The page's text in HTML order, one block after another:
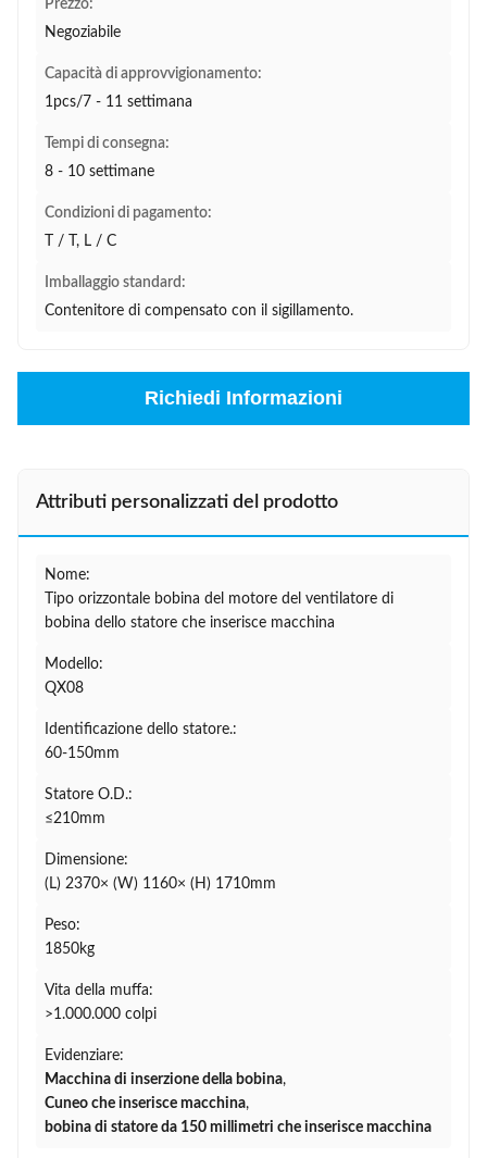
Prezzo:
Negoziabile
Capacità di approvvigionamento:
1pcs/7 - 11 settimana
Tempi di consegna:
8 - 10 settimane
Condizioni di pagamento:
T / T, L / C
Imballaggio standard:
Contenitore di compensato con il sigillamento.
Richiedi Informazioni
Attributi personalizzati del prodotto
Nome:
Tipo orizzontale bobina del motore del ventilatore di
bobina dello statore che inserisce macchina
Modello:
QX08
Identificazione dello statore.:
60-150mm
Statore O.D.:
≤210mm
Dimensione:
(L) 2370× (W) 1160× (H) 1710mm
Peso:
1850kg
Vita della muffa:
>1.000.000 colpi
Evidenziare:
Macchina di inserzione della bobina,
Cuneo che inserisce macchina,
bobina di statore da 150 millimetri che inserisce macchina